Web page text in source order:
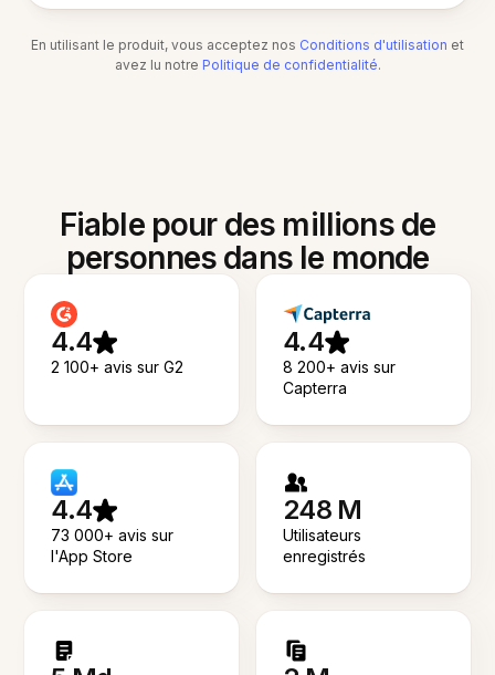
En utilisant le produit, vous acceptez nos Conditions d'utilisation et
avez lu notre Politique de confidentialité.
Fiable pour des millions de
personnes dans le monde
4.4
2 100+ avis sur G2
4.4
8 200+ avis sur
Capterra
4.4
73 000+ avis sur
l'App Store
248 M
Utilisateurs
enregistrés